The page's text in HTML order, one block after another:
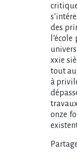
des
xxie
tout au
à
onze